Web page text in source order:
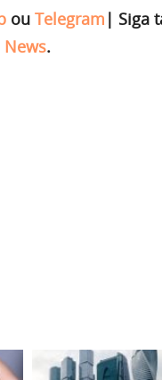
ou Telegram | Siga
News.